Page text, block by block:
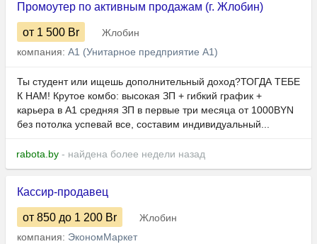
Промоутер по активным продажам (г. Жлобин)
от 1 500 Br
Жлобин
компания: А1 (Унитарное предприятие А1)
Ты студент или ищешь дополнительный доход?ТОГДА ТЕБЕ
К НАМ! Крутое комбо: высокая ЗП + гибкий график +
карьера в А1 средняя ЗП в первые три месяца от 1000BYN
без потолка успевай все, составим индивидуальный...
rabota.by - найдена более недели назад
Кассир-продавец
от 850 до 1 200 Br
Жлобин
компания: ЭкономМаркет